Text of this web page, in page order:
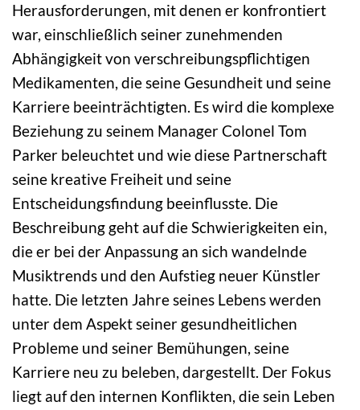
Herausforderungen, mit denen er konfrontiert
war, einschließlich seiner zunehmenden
Abhängigkeit von verschreibungspflichtigen
Medikamenten, die seine Gesundheit und seine
Karriere beeinträchtigten. Es wird die komplexe
Beziehung zu seinem Manager Colonel Tom
Parker beleuchtet und wie diese Partnerschaft
seine kreative Freiheit und seine
Entscheidungsfindung beeinflusste. Die
Beschreibung geht auf die Schwierigkeiten ein,
die er bei der Anpassung an sich wandelnde
Musiktrends und den Aufstieg neuer Künstler
hatte. Die letzten Jahre seines Lebens werden
unter dem Aspekt seiner gesundheitlichen
Probleme und seiner Bemühungen, seine
Karriere neu zu beleben, dargestellt. Der Fokus
liegt auf den internen Konflikten, die sein Leben